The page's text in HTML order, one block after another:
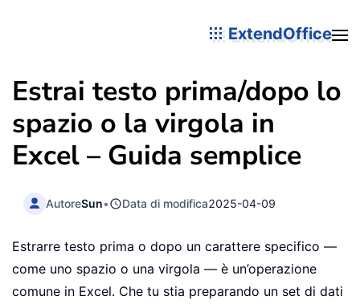
ExtendOffice
Estrai testo prima/dopo lo
spazio o la virgola in
Excel – Guida semplice
AutoreSun• Data di modifica2025-04-09
Estrarre testo prima o dopo un carattere specifico —
come uno spazio o una virgola — è un’operazione
comune in Excel. Che tu stia preparando un set di dati